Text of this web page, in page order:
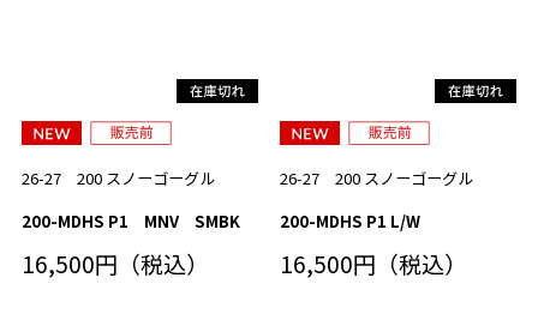
26-27 200 スノーゴーグル
200-MDHS P1 MNV SMBK
16,500円（税込）
26-27 200 スノーゴーグル
200-MDHS P1 L/W
16,500円（税込）